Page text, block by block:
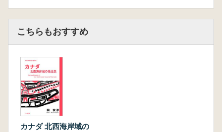
こちらもおすすめ
カナダ 北西海岸域の